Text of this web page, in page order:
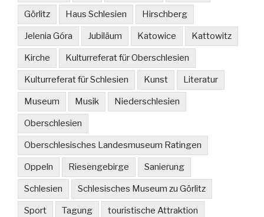
Görlitz Haus Schlesien Hirschberg
Jelenia Góra Jubiläum Katowice Kattowitz
Kirche Kulturreferat für Oberschlesien
Kulturreferat für Schlesien Kunst Literatur
Museum Musik Niederschlesien
Oberschlesien
Oberschlesisches Landesmuseum Ratingen
Oppeln Riesengebirge Sanierung
Schlesien Schlesisches Museum zu Görlitz
Sport Tagung touristische Attraktion